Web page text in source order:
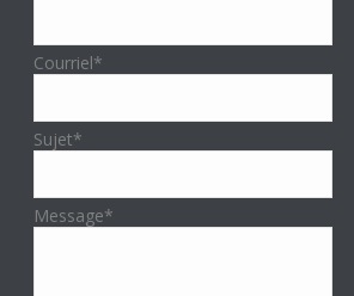
Courriel*
Sujet*
Message*